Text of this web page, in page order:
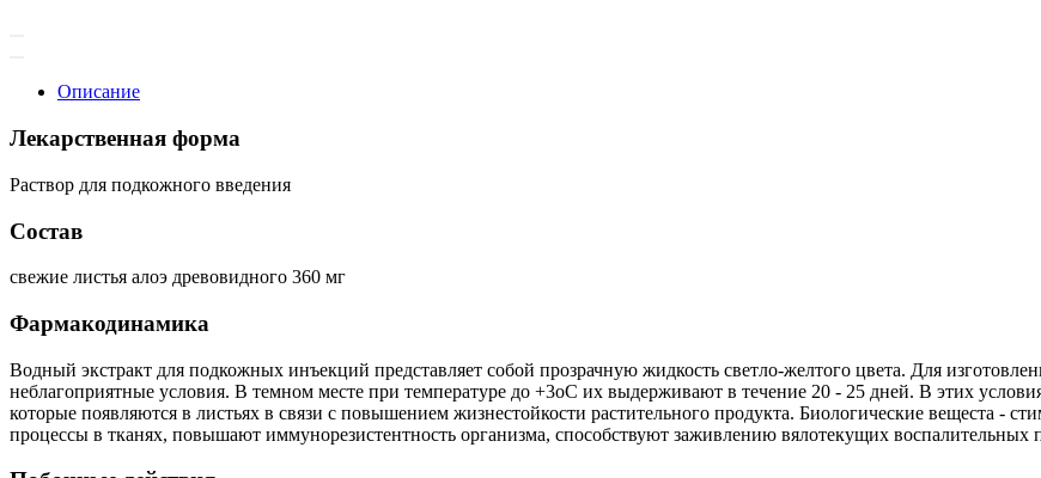
Описание
Лекарственная форма
Раствор для подкожного введения
Состав
свежие листья алоэ древовидного 360 мг
Фармакодинамика
Водный экстракт для подкожных инъекций представляет собой прозрачную жидкость светло-желтого цвета. Для
неблагоприятные условия. В темном месте при температуре до +3оС их выдерживают в течение 20 - 25 дней. В этих
которые появляются в листьях в связи с повышением жизнестойкости растительного продукта. Биологические вещеста -
процессы в тканях, повышают иммунорезистентность организма, способствуют заживлению вялотекущих воспалительных